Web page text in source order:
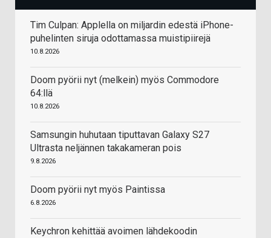
Tim Culpan: Applella on miljardin edestä iPhone-
puhelinten siruja odottamassa muistipiirejä
10.8.2026
Doom pyörii nyt (melkein) myös Commodore
64:llä
10.8.2026
Samsungin huhutaan tiputtavan Galaxy S27
Ultrasta neljännen takakameran pois
9.8.2026
Doom pyörii nyt myös Paintissa
6.8.2026
Keychron kehittää avoimen lähdekoodin